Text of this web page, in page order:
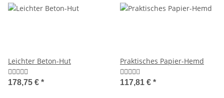
Leichter Beton-Hut
178,75 € *
Praktisches Papier-Hemd
117,81 € *